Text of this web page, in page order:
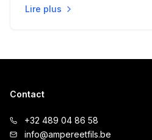
Lire plus
Contact
+32 489 04 86 58
info@ampereetfils.be